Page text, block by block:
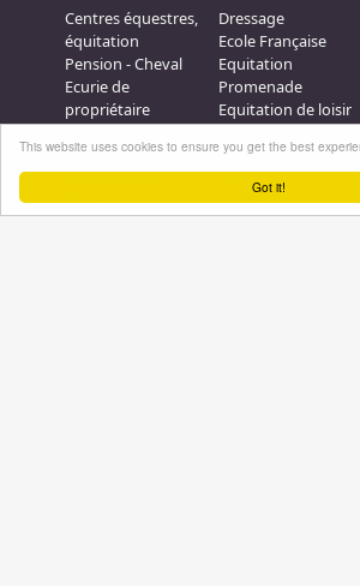
Got it!
This website uses cookies to ensure you get the best
Centres équestres,
équitation
Pension - Cheval
Ecurie de
propriétaire
Poney Club
Pension - Poney
Débourrage
Elevage
Dressage
Ecole Française
Equitation
Promenade
Equitation de loisir
Compétition - CSO
Promenades à
Cheval
Galops - Equitation
Plus d'infos